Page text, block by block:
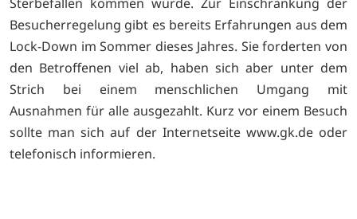
Besucherregelung gibt es bereits Erfahrungen aus dem
Lock-Down im Sommer dieses Jahres. Sie forderten von
den Betroffenen viel ab, haben sich aber unter dem
Strich bei einem menschlichen Umgang mit
Ausnahmen für alle ausgezahlt. Kurz vor einem Besuch
sollte man sich auf der Internetseite www.gk.de oder
telefonisch informieren.